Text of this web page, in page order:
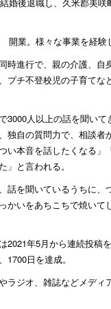
開業。様々な事業を経験
時進行で、親の介護、自
プチ不登校児の子育てな
3000人以上の話を聞いて
独自の質問力で、相談者
い本音を話したくなる」
」と言われる。
話を聞いているうちに、
かいをあちこちで焼いて
2021年5月から連続投稿
1700日を達成。
ラジオ、雑誌などメディ